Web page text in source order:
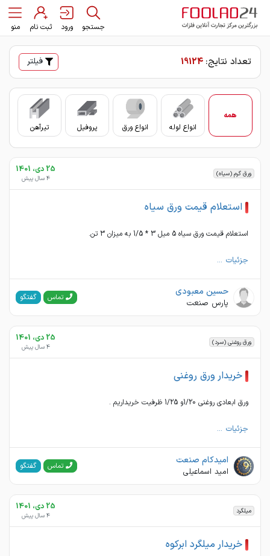
جستجو ورود ثبت نام منو
تعداد نتایج: 19124 فیلتر
همه
انواع لوله
انواع ورق پروفیل تیرآهن
ورق گرم (سیاه) 25 دی، 1401
4 سال پیش
استعلام قیمت ورق سیاه
استعلام قیمت ورق سیاه 5 میل 3 * 1/5 به میزان 3 تن.
جزئیات ...
حسین معبودی
پارس صنعت تماس گفتگو
ورق روغنی (سرد) 25 دی، 1401
4 سال پیش
خریدار ورق روغنی
ورق ابعادی روغنی 1/20و 1/25 ظرفیت خریداریم .
جزئیات ...
امیدکام صنعت
امید اسماعیلی تماس گفتگو
میلگرد 25 دی، 1401
4 سال پیش
خریدار میلگرد ابرکوه